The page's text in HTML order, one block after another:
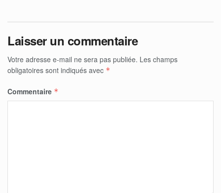
Laisser un commentaire
Votre adresse e-mail ne sera pas publiée. Les champs
obligatoires sont indiqués avec *
Commentaire *